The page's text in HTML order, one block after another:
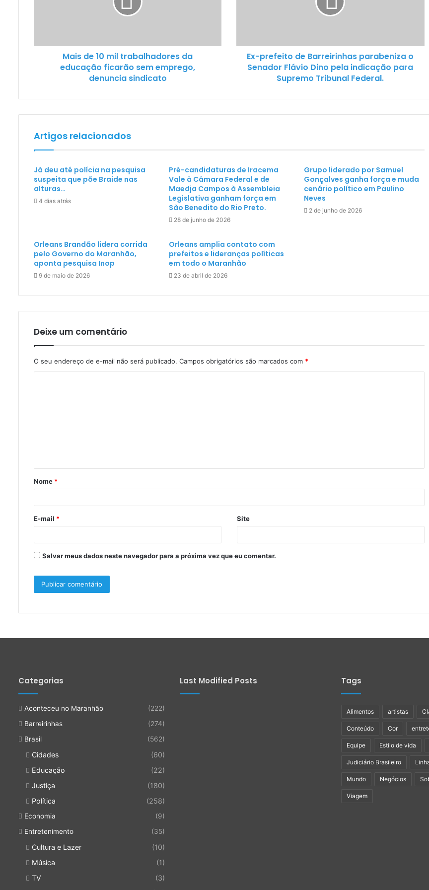
Mais de 10 mil trabalhadores da
educação ficarão sem emprego,
denuncia sindicato
Ex-prefeito de Barreirinhas parabeniza o
Senador Flávio Dino pela indicação para
Supremo Tribunal Federal.
Artigos relacionados
Já deu até polícia na pesquisa
suspeita que põe Braide nas
alturas…
4 dias atrás
Pré-candidaturas de Iracema
Vale à Câmara Federal e de
Maedja Campos à Assembleia
Legislativa ganham força em
São Benedito do Rio Preto.
28 de junho de 2026
Grupo liderado por Samuel
Gonçalves ganha força e muda
cenário político em Paulino
Neves
2 de junho de 2026
Orleans Brandão lidera corrida
pelo Governo do Maranhão,
aponta pesquisa Inop
9 de maio de 2026
Orleans amplia contato com
prefeitos e lideranças políticas
em todo o Maranhão
23 de abril de 2026
Deixe um comentário
O seu endereço de e-mail não será publicado. Campos obrigatórios são marcados com *
á
r
*
Nome *
E-mail * Site
Salvar meus dados neste navegador para a próxima vez que eu comentar.
Categorias
Aconteceu no Maranhão
(222)
Barreirinhas
(274)
Brasil
(562)
Cidades
(60)
Educação
(22)
Justiça
(180)
Política
(258)
Economia
(9)
Entretenimento
(35)
Cultura e Lazer
(10)
Música
(1)
TV
(3)
Last Modified Posts Tags
Alimentos artistas
Conteúdo Cor
Equipe Estilo de vida
Judiciário Brasileiro
Mundo Negócios
Viagem